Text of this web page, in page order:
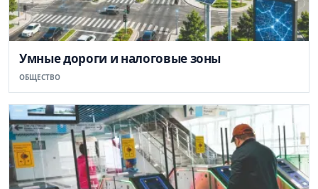
Умные дороги и налоговые зоны
ОБЩЕСТВО